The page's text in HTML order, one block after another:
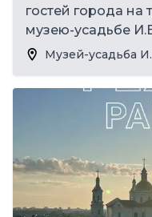
гостей города на
музею-усадьбе
Музей-усадьба